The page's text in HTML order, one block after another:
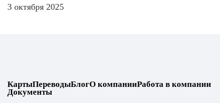
3 октября 2025
КартыПереводыБлогО компанииРабота в компании
Документы